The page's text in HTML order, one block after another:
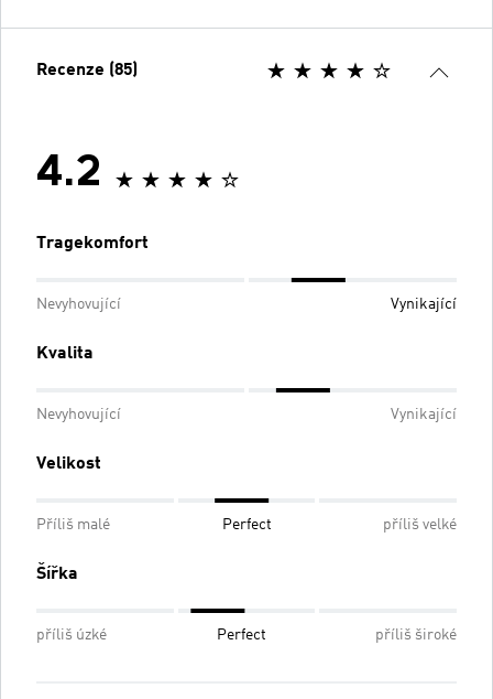
Recenze (85)
4.2
Tragekomfort
Nevyhovující Vynikající
Kvalita
Nevyhovující Vynikající
Velikost
Příliš malé Perfect příliš velké
Šířka
příliš úzké Perfect příliš široké